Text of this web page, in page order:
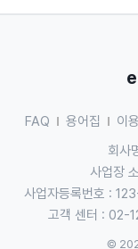
FAQ 용어집 이
회사
사업장
사업자등록번호 :
고객 센터 : 02-
©